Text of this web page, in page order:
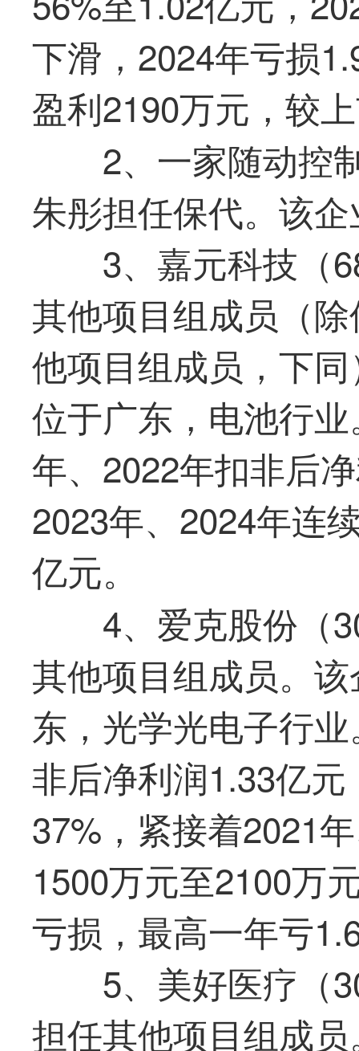
下滑，2024年亏损
盈利2190万元，较
2、一家随动控
朱彤担任保代。该
3、嘉元科技（
其他项目组成员（
他项目组成员，下
位于广东，电池行
年、2022年扣非后
2023年、2024年连
亿元。
4、爱克股份（
其他项目组成员。
东，光学光电子行
非后净利润1.33亿元
37%，紧接着2021
1500万元至2100万
亏损， 最高一年亏
5、美好医疗（
担任其他项目组成